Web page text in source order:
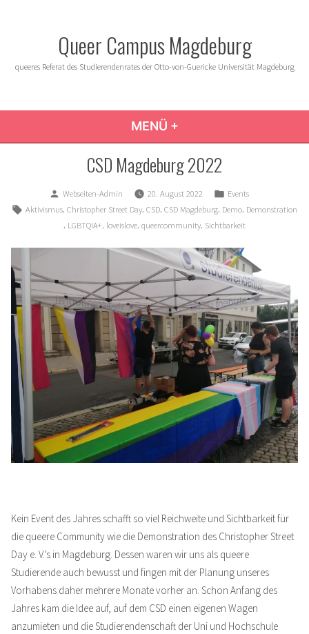
Queer Campus Magdeburg
queeres Referat des Studierendenrates der Otto-von-Guericke Universität Magdeburg
MENÜ +
CSD Magdeburg 2022
Verfasst
von
Webseiten-Admin 20. August 2022
Veröffentlicht
in
Events
Schlagwörter:
Aktivismus Christopher Street Day CSD CSD Magdeburg Demo Demonstration
LGBTQIA+ loveislove queercommunity Sichtbarkeit
Kein Event des Jahres schafft so viel Reichweite und Sichtbarkeit für
die queere Community wie die Demonstration des Christopher Street
Day e. V.’s in Magdeburg. Dessen waren wir uns als queere
Studierende auch bewusst und fingen mit der Planung unseres
Vorhabens daher mehrere Monate vorher an. Schon Anfang des
Jahres kam die Idee auf, auf dem CSD einen eigenen Wagen
anzumieten und die Studierendenschaft der Uni und Hochschule